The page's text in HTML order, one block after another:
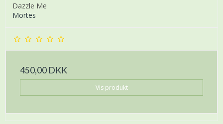
Dazzle Me
Mortes
450,00 DKK
Vis produkt